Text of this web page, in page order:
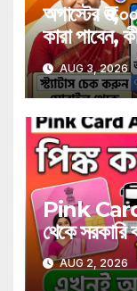
অগাস্টের
কারা পাবেন,
AUG 3, 2026
Pink
থেকে সরকারি
কার্ড
AUG 2, 2026